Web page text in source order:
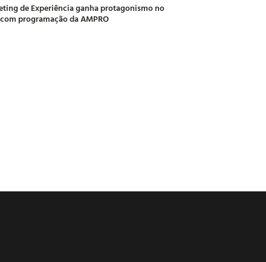
de Experiência ganha protagonismo no
com programação da AMPRO